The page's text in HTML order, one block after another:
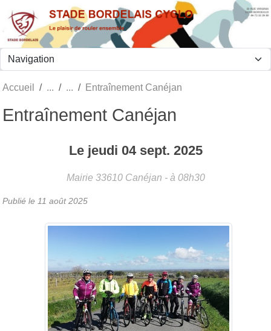
Accueil Entraînement Canéjan
Entraînement Canéjan
Le jeudi 04 sept. 2025
Mairie 33610 Canéjan - à 08h30
Publié le 11 août 2025
Panneau de gestion des cookies